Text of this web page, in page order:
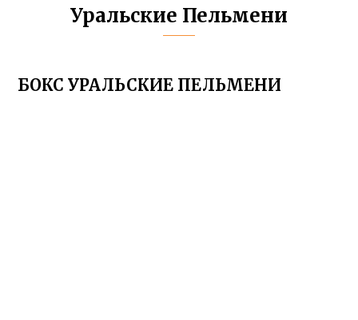
Уральские Пельмени
БОКС УРАЛЬСКИЕ ПЕЛЬМЕНИ